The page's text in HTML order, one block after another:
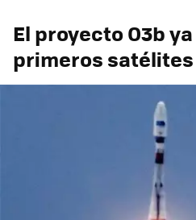
El proyecto O3b
primeros